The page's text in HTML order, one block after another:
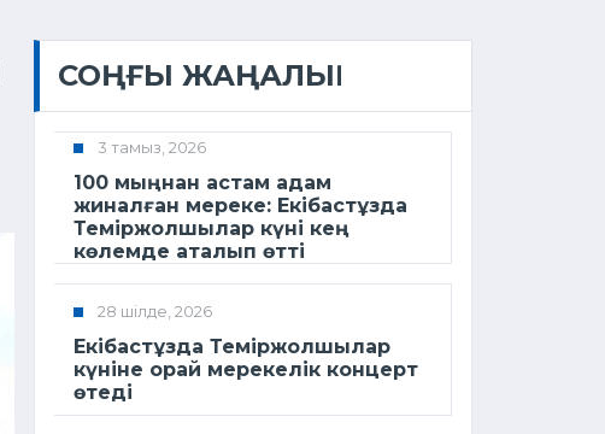
СОҢҒЫ ЖАҢАЛЫҚ
3 тамыз, 2026
100 мыңнан астам адам
жиналған мереке: Екібастұзда
Теміржолшылар күні кең
көлемде аталып өтті
28 шілде, 2026
Екібастұзда Теміржолшылар
күніне орай мерекелік концерт
өтеді